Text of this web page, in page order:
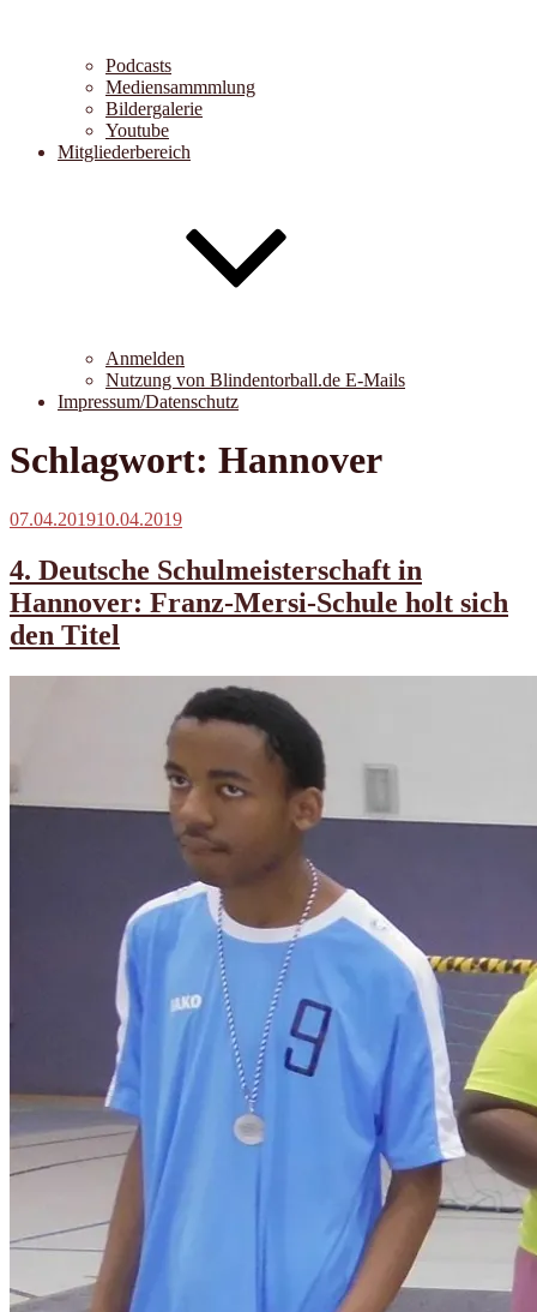
Podcasts
Mediensammmlung
Bildergalerie
Youtube
Mitgliederbereich
Anmelden
Nutzung von Blindentorball.de E-Mails
Impressum/Datenschutz
Schlagwort: Hannover
Veröffentlicht
07.04.201910.04.2019
4. Deutsche Schulmeisterschaft in
Hannover: Franz-Mersi-Schule holt sich
den Titel